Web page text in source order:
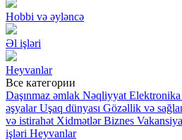
Hobbi və əyləncə
Əl işləri
Heyvanlar
Все категории
Daşınmaz əmlak Nəqliyyat Elektronika
əşyalar Uşaq dünyası Gözəllik və
və istirahət Xidmətlər Biznes
işləri Heyvanlar